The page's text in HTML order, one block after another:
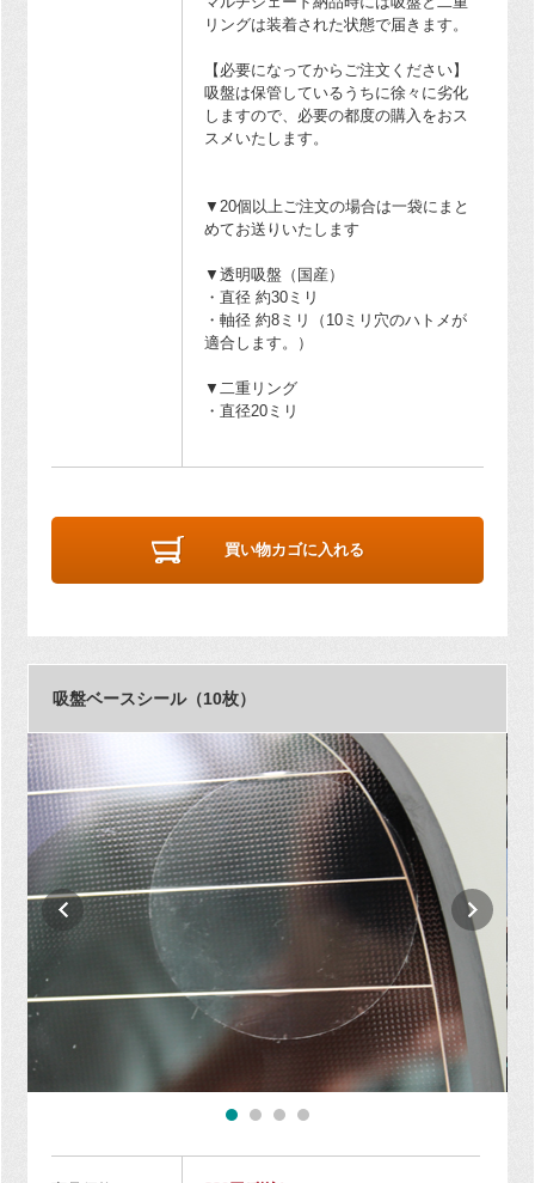
リングは装着された状態で届きます。
【必要になってからご注文ください】
吸盤は保管しているうちに徐々に劣化
しますので、必要の都度の購入をおス
スメいたします。
▼20個以上ご注文の場合は一袋にまと
めてお送りいたします
▼透明吸盤（国産）
・直径 約30ミリ
・軸径 約8ミリ（10ミリ穴のハトメが
適合します。）
▼二重リング
・直径20ミリ
買い物カゴに入れる
吸盤ベースシール（10枚）